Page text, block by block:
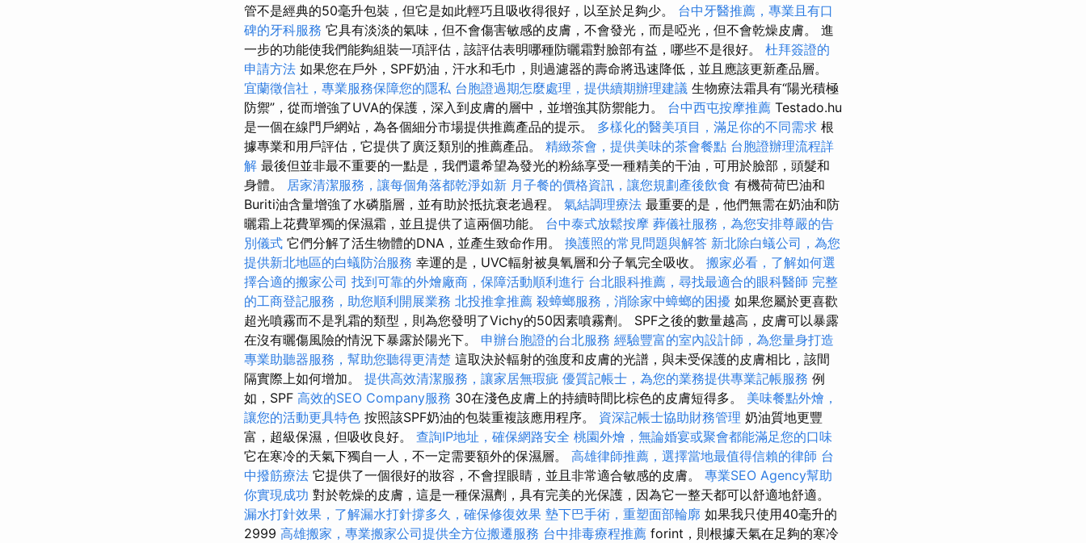
管不是經典的50毫升包裝，但它是如此輕巧且吸收得很好，以至於足夠少。 台中牙醫推薦，專業且有口
碑的牙科服務 它具有淡淡的氣味，但不會傷害敏感的皮膚，不會發光，而是啞光，但不會乾燥皮膚。 進
一步的功能使我們能夠組裝一項評估，該評估表明哪種防曬霜對臉部有益，哪些不是很好。 杜拜簽證的
申請方法 如果您在戶外，SPF奶油，汗水和毛巾，則過濾器的壽命將迅速降低，並且應該更新產品層。
宜蘭徵信社，專業服務保障您的隱私 台胞證過期怎麼處理，提供續期辦理建議 生物療法霜具有“陽光積極
防禦”，從而增強了UVA的保護，深入到皮膚的層中，並增強其防禦能力。 台中西屯按摩推薦 Testado.hu
是一個在線門戶網站，為各個細分市場提供推薦產品的提示。 多樣化的醫美項目，滿足你的不同需求 根
據專業和用戶評估，它提供了廣泛類別的推薦產品。 精緻茶會，提供美味的茶會餐點 台胞證辦理流程詳
解 最後但並非最不重要的一點是，我們還希望為發光的粉絲享受一種精美的干油，可用於臉部，頭髮和
身體。 居家清潔服務，讓每個角落都乾淨如新 月子餐的價格資訊，讓您規劃產後飲食 有機荷荷巴油和
Buriti油含量增強了水磷脂層，並有助於抵抗衰老過程。 氣結調理療法 最重要的是，他們無需在奶油和防
曬霜上花費單獨的保濕霜，並且提供了這兩個功能。 台中泰式放鬆按摩 葬儀社服務，為您安排尊嚴的告
別儀式 它們分解了活生物體的DNA，並產生致命作用。 換護照的常見問題與解答 新北除白蟻公司，為您
提供新北地區的白蟻防治服務 幸運的是，UVC輻射被臭氧層和分子氧完全吸收。 搬家必看，了解如何選
擇合適的搬家公司 找到可靠的外燴廠商，保障活動順利進行 台北眼科推薦，尋找最適合的眼科醫師 完整
的工商登記服務，助您順利開展業務 北投推拿推薦 殺蟑螂服務，消除家中蟑螂的困擾 如果您屬於更喜歡
超光噴霧而不是乳霜的類型，則為您發明了Vichy的50因素噴霧劑。 SPF之後的數量越高，皮膚可以暴露
在沒有曬傷風險的情況下暴露於陽光下。 申辦台胞證的台北服務 經驗豐富的室內設計師，為您量身打造
專業助聽器服務，幫助您聽得更清楚 這取決於輻射的強度和皮膚的光譜，與未受保護的皮膚相比，該間
隔實際上如何增加。 提供高效清潔服務，讓家居無瑕疵 優質記帳士，為您的業務提供專業記帳服務 例
如，SPF 高效的SEO Company服務 30在淺色皮膚上的持續時間比棕色的皮膚短得多。 美味餐點外燴，
讓您的活動更具特色 按照該SPF奶油的包裝重複該應用程序。 資深記帳士協助財務管理 奶油質地更豐
富，超級保濕，但吸收良好。 查詢IP地址，確保網路安全 桃園外燴，無論婚宴或聚會都能滿足您的口味
它在寒冷的天氣下獨自一人，不一定需要額外的保濕層。 高雄律師推薦，選擇當地最值得信賴的律師 台
中撥筋療法 它提供了一個很好的妝容，不會捏眼睛，並且非常適合敏感的皮膚。 專業SEO Agency幫助
你實現成功 對於乾燥的皮膚，這是一種保濕劑，具有完美的光保護，因為它一整天都可以舒適地舒適。
漏水打針效果，了解漏水打針撐多久，確保修復效果 墊下巴手術，重塑面部輪廓 如果我只使用40毫升的
2999 高雄搬家，專業搬家公司提供全方位搬遷服務 台中排毒療程推薦 forint，則根據天氣在足夠的寒冷